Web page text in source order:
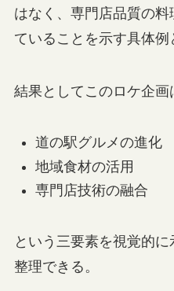
はなく、専門店品質の
ていることを示す具体例
結果としてこのロケ企画
道の駅グルメの進化
地域食材の活用
専門店技術の融合
という三要素を視覚的
整理できる。